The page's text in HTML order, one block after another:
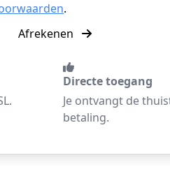
.
Afrekenen
Directe toegang
Je ontvangt de
betaling.